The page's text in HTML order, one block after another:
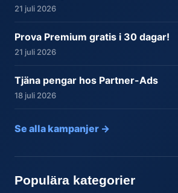
21 juli 2026
Prova Premium gratis i 30 dagar!
21 juli 2026
Tjäna pengar hos Partner-Ads
18 juli 2026
Se alla kampanjer →
Populära kategorier